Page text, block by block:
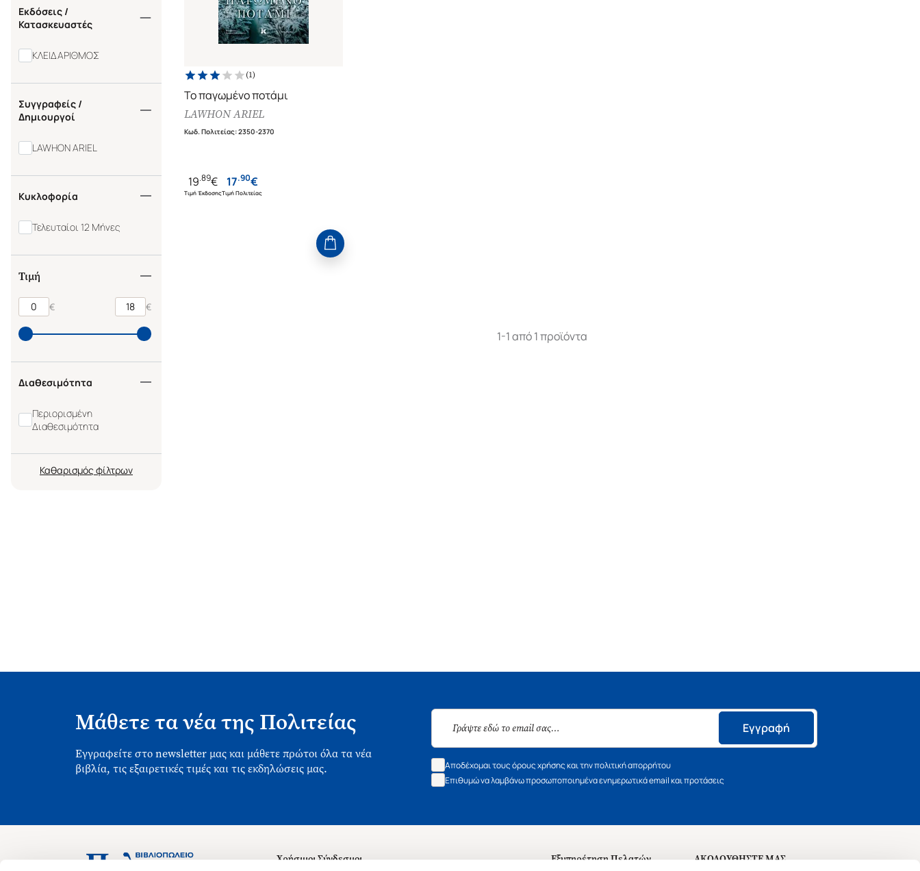
Εκδόσεις /
Κατασκευαστές
ΚΛΕΙΔΑΡΙΘΜΟΣ
Συγγραφείς /
Δημιουργοί
LAWHON ARIEL
Κυκλοφορία
Τελευταίοι 12 Μήνες
Τιμή
€ €
Διαθεσιμότητα
Περιορισμένη
Διαθεσιμότητα
Καθαρισμός
(1)
Το παγωμένο ποτάμι
LAWHON ARIEL
Κωδ. Πολιτείας:2350-2370
19.89€
Τιμή Έκδοσης
17.90€
Τιμή Πολιτείας
1-1 από 1 προϊόντα
Μάθετε τα νέα της Πολιτείας
Εγγραφείτε στο newsletter μας και μάθετε πρώτοι όλα τα νέα
βιβλία, τις εξαιρετικές τιμές και τις εκδηλώσεις μας.
Εγγραφή
Αποδέχομαι τους όρους χρήσης και την πολιτική απορρήτου
Επιθυμώ να λαμβάνω προσωποποιημένα ενημερωτικά email και προτάσεις
Χρήσιμοι Σύνδεσμοι Εξυπηρέτηση Πελατών ΑΚΟΛΟΥΘΗΣΤΕ ΜΑΣ